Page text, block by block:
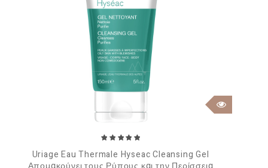
Uriage Eau Thermale Hyseac Cleansing Gel